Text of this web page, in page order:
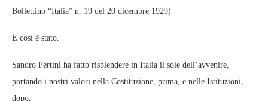
Bollettino “Italia” n. 19 del 20 dicembre 1929)
E così è stato.
Sandro Pertini ha fatto risplendere in Italia il sole dell’avvenire,
portando i nostri valori nella Costituzione, prima, e nelle Istituzioni,
dopo.